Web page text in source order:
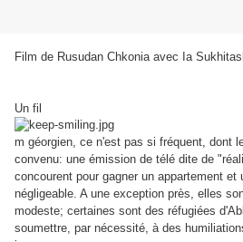
Film de Rusudan Chkonia avec Ia
Un fil
m géorgien, ce n'est pas si fréquent, dont
convenu: une émission de télé dite de
concourent pour gagner un appartement et
négligeable. A une exception près, elles
modeste; certaines sont des réfugiées
soumettre, par nécessité, à des